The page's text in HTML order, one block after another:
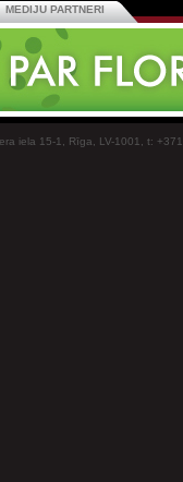
MEDIJU PARTNERI
iela 15-1, Rīga, LV-1001, t: